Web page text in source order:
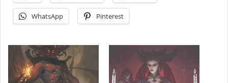
WhatsApp Pinterest